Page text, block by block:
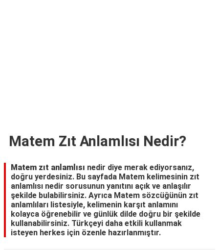
Matem Zıt Anlamlısı Nedir?
Matem zıt anlamlısı nedir diye merak ediyorsanız,
doğru yerdesiniz. Bu sayfada Matem kelimesinin zıt
anlamlısı nedir sorusunun yanıtını açık ve anlaşılır
şekilde bulabilirsiniz. Ayrıca Matem sözcüğünün zıt
anlamlıları listesiyle, kelimenin karşıt anlamını
kolayca öğrenebilir ve günlük dilde doğru bir şekilde
kullanabilirsiniz. Türkçeyi daha etkili kullanmak
isteyen herkes için özenle hazırlanmıştır.